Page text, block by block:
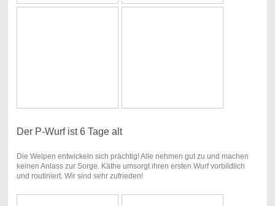
Der P-Wurf ist 6 Tage alt
Die Welpen entwickeln sich prächtig! Alle nehmen gut zu und machen
keinen Anlass zur Sorge. Käthe umsorgt ihren ersten Wurf vorbildlich
und routiniert. Wir sind sehr zufrieden!